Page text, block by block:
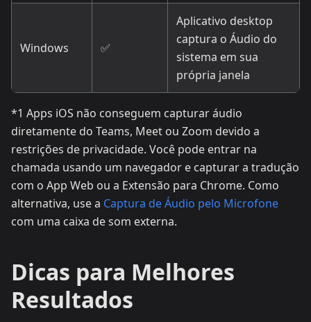
Windows ✅
Aplicativo desktop
captura o Áudio do
sistema em sua
própria janela
*1 Apps iOS não conseguem capturar áudio
diretamente do Teams, Meet ou Zoom devido a
restrições de privacidade. Você pode entrar na
chamada usando um navegador e capturar a tradução
com o App Web ou a Extensão para Chrome. Como
alternativa, use a Captura de Áudio pelo Microfone
com uma caixa de som externa.
Dicas para Melhores
Resultados